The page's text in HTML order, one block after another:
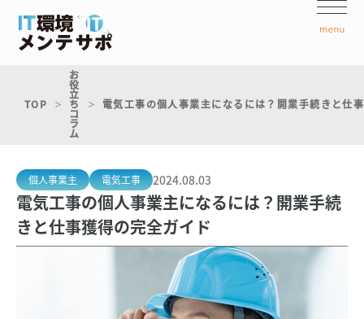
TOP
お
役
立
ち
コ
ラ
ム
電気工事の個人事業主になるには？開業手続きと仕
個人事業主 電気工事 2024.08.03
電気工事の個人事業主になるには？開業手続
きと仕事獲得の完全ガイド